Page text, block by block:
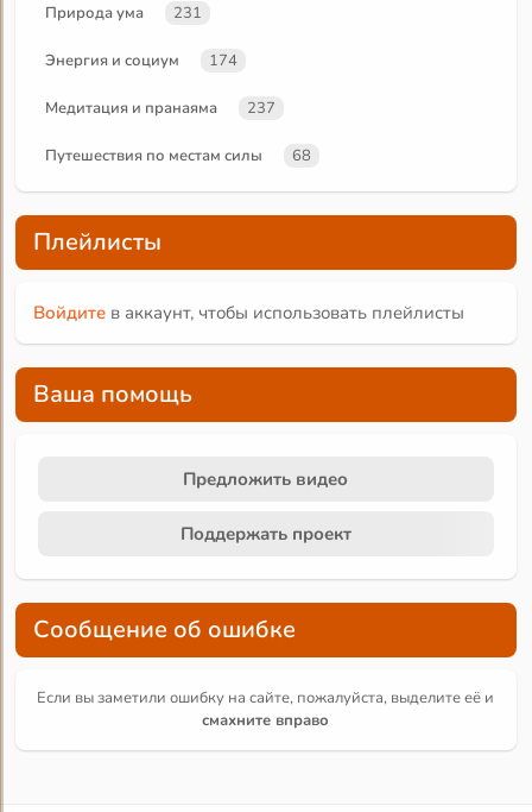
Природа ума 231
Энергия и социум 174
Медитация и пранаяма 237
Путешествия по местам силы 68
Плейлисты
Войдите в аккаунт, чтобы использовать плейлисты
Ваша помощь
Предложить видео
Поддержать проект
Сообщение об ошибке
Если вы заметили ошибку на сайте, пожалуйста, выделите её и
смахните вправо